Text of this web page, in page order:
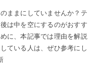
ままにしていませんか？テ
は中を空にするのがおすす
に、本記事では理由を解説
ている人は、ぜひ参考にし